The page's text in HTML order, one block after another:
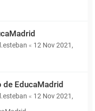
« 12 Nov 2021,
de EducaMadrid
« 12 Nov 2021,